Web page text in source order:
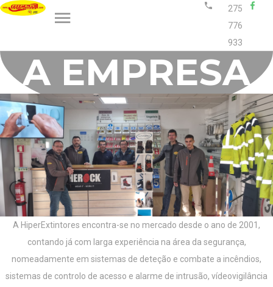
275
776
933
A EMPRESA
A HiperExtintores encontra-se no mercado desde o ano de 2001,
contando já com larga experiência na área da segurança,
nomeadamente em sistemas de deteção e combate a incêndios,
sistemas de controlo de acesso e alarme de intrusão, vídeovigilância